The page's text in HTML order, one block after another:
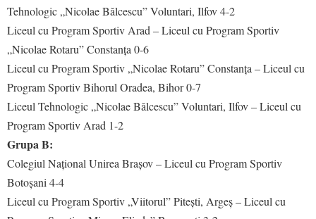
Tehnologic „Nicolae Bălcescu” Voluntari, Ilfov 4-2
Liceul cu Program Sportiv Arad – Liceul cu Program Sportiv
„Nicolae Rotaru” Constanța 0-6
Liceul cu Program Sportiv „Nicolae Rotaru” Constanța – Liceul cu
Program Sportiv Bihorul Oradea, Bihor 0-7
Liceul Tehnologic „Nicolae Bălcescu” Voluntari, Ilfov – Liceul cu
Program Sportiv Arad 1-2
Grupa B:
Colegiul Național Unirea Brașov – Liceul cu Program Sportiv
Botoșani 4-4
Liceul cu Program Sportiv „Viitorul” Pitești, Argeș – Liceul cu